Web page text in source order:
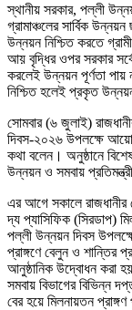
স্থানীয় সরকার, পল্লী
গ্রামাঞ্চলের সার্বিক
উন্নয়ন নিশ্চিত করতে
আয় বৃদ্ধির ওপর সরকার
করলেই উন্নয়ন পূর্ণতা পায়
নিশ্চিত হলেই প্রকৃত
সোমবার (৬ জুলাই)
দিবস-২০২৬ উপলক্ষে
কথা বলেন। অনুষ্ঠানে
উন্নয়ন ও সমবায়
এর আগে সকালে রাজধানীর
দ্য প্যাসিফিক (সিরডাপ)
পল্লী উন্নয়ন দিবস
প্রাঙ্গণে বেলুন ও শান্তির
আনুষ্ঠানিক উদ্বোধন করা
সমবায় বিভাগের বিভিন্ন
বের হয়ে মিলনায়তন